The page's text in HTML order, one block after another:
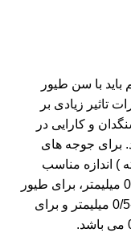
باید با سن طیور
تاثیر زیادی بر
و کارایی در
برای جوجه های
تخمگذار ( 4-0 هفته ) اندازه مناسب
ذرات کربنات کلسیم 0/4-0/1 میلیمتر، برای طیور
16-5 هفته اندازه مناسب 1-0/5 میلیمتر و برای